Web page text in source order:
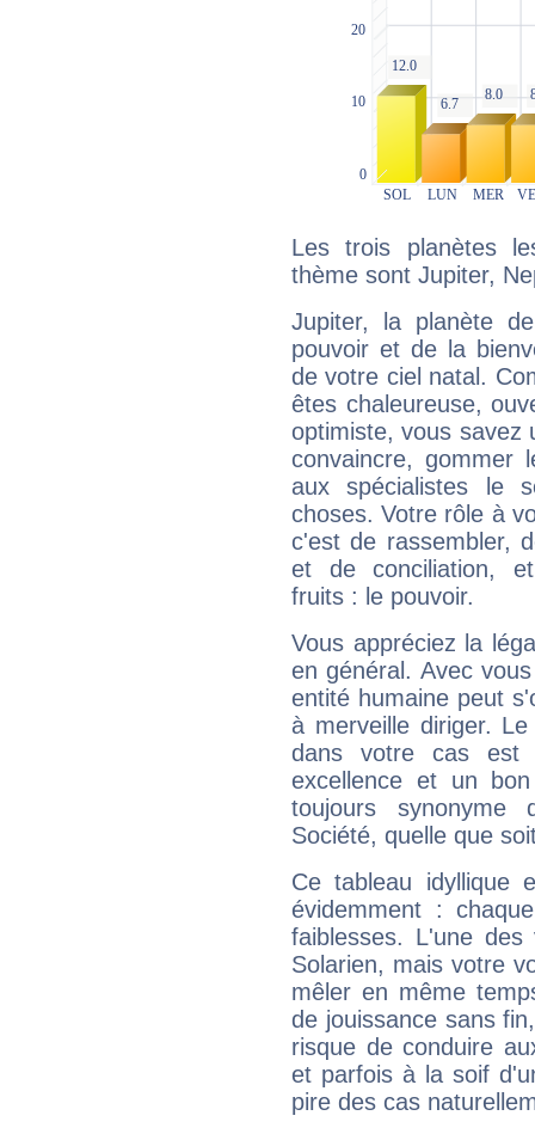
Les trois planètes
thème sont Jupiter,
Jupiter, la planète
pouvoir et de la
de votre ciel natal.
êtes chaleureuse,
optimiste, vous savez
convaincre, gommer
aux spécialistes le
choses. Votre rôle à
c'est de rassembler,
et de conciliation,
fruits : le pouvoir.
Vous appréciez la
en général. Avec
entité humaine peut
à merveille diriger.
dans votre cas est
excellence et un
toujours synonyme
Société, quelle que
Ce tableau idyllique
évidemment :
faiblesses. L'une
Solarien, mais votre
mêler en même
de jouissance sans
risque de conduire
et parfois à la soif
pire des cas